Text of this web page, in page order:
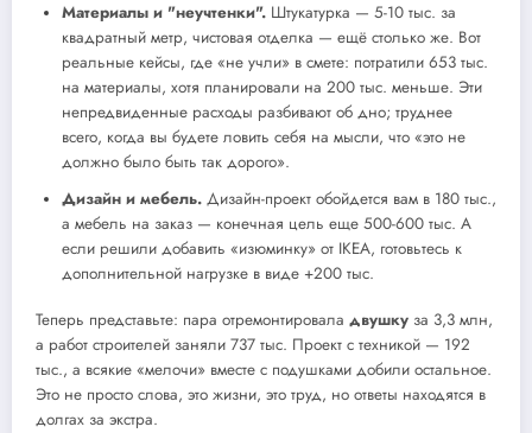
Материалы и "неучтенки". Штукатурка — 5-10 тыс. за
квадратный метр, чистовая отделка — ещё столько же. Вот
реальные кейсы, где «не учли» в смете: потратили 653 тыс.
на материалы, хотя планировали на 200 тыс. меньше. Эти
непредвиденные расходы разбивают об дно; труднее
всего, когда вы будете ловить себя на мысли, что «это не
должно было быть так дорого».
Дизайн и мебель. Дизайн-проект обойдется вам в 180 тыс.,
а мебель на заказ — конечная цель еще 500-600 тыс. А
если решили добавить «изюминку» от IKEA, готовьтесь к
дополнительной нагрузке в виде +200 тыс.
Теперь представьте: пара отремонтировала двушку за 3,3 млн,
а работ строителей заняли 737 тыс. Проект с техникой — 192
тыс., а всякие «мелочи» вместе с подушками добили остальное.
Это не просто слова, это жизни, это труд, но ответы находятся в
долгах за экстра.